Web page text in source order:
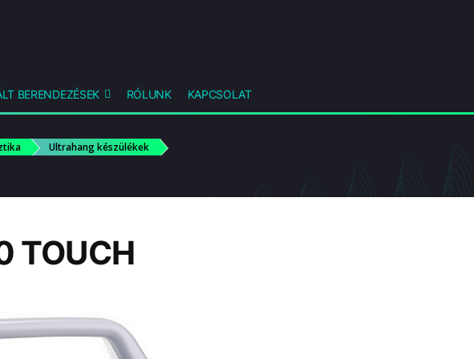
BERENDEZÉSEK RÓLUNK KAPCSOLAT
Ultrahang készülékek
TOUCH